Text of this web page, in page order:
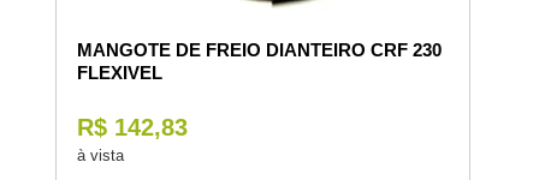
MANGOTE DE FREIO DIANTEIRO CRF 230
FLEXIVEL
R$ 142,83
à vista